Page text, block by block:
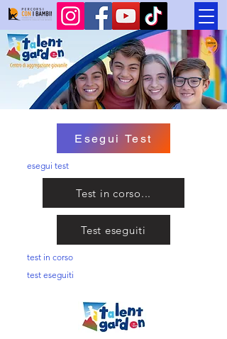
Esegui Test
esegui test
Test in corso...
Test eseguiti
test in corso
test eseguiti